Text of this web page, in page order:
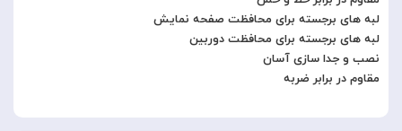
لبه های برجسته برای محافظت صفحه نمایش
لبه های برجسته برای محافظت دوربین
نصب و جدا سازی آسان
مقاوم در برابر ضربه